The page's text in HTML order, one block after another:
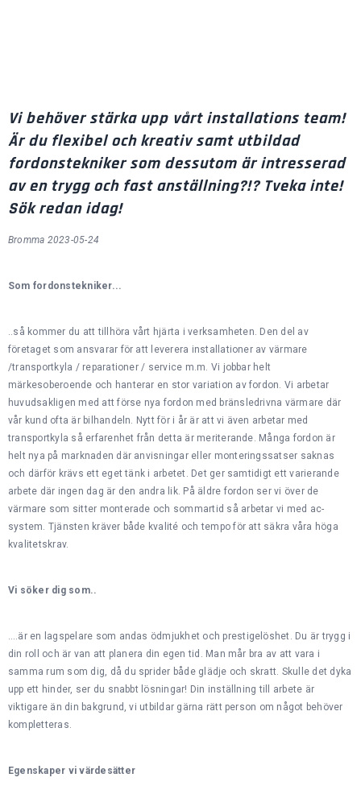
Vi behöver stärka upp vårt installations team!
Är du flexibel och kreativ samt utbildad
fordonstekniker som dessutom är intresserad
av en trygg och fast anställning?!? Tveka inte!
Sök redan idag!
Bromma 2023-05-24
Som fordonstekniker...
..så kommer du att tillhöra vårt hjärta i verksamheten. Den del av
företaget som ansvarar för att leverera installationer av värmare
/transportkyla / reparationer / service m.m. Vi jobbar helt
märkesoberoende och hanterar en stor variation av fordon. Vi arbetar
huvudsakligen med att förse nya fordon med bränsledrivna värmare där
vår kund ofta är bilhandeln. Nytt för i år är att vi även arbetar med
transportkyla så erfarenhet från detta är meriterande. Många fordon är
helt nya på marknaden där anvisningar eller monteringssatser saknas
och därför krävs ett eget tänk i arbetet. Det ger samtidigt ett varierande
arbete där ingen dag är den andra lik. På äldre fordon ser vi över de
värmare som sitter monterade och sommartid så arbetar vi med ac-
system. Tjänsten kräver både kvalité och tempo för att säkra våra höga
kvalitetskrav.
Vi söker dig som..
….är en lagspelare som andas ödmjukhet och prestigelöshet. Du är trygg i
din roll och är van att planera din egen tid. Man mår bra av att vara i
samma rum som dig, då du sprider både glädje och skratt. Skulle det dyka
upp ett hinder, ser du snabbt lösningar! Din inställning till arbete är
viktigare än din bakgrund, vi utbildar gärna rätt person om något behöver
kompletteras.
Egenskaper vi värdesätter